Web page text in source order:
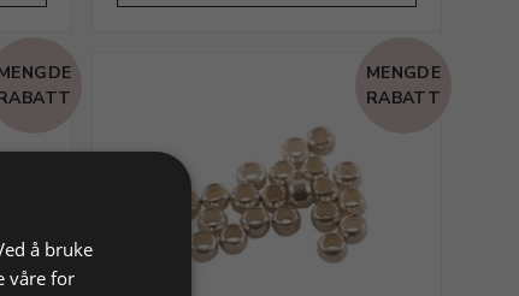
MENGDE
RABATT
å bruke
våre for